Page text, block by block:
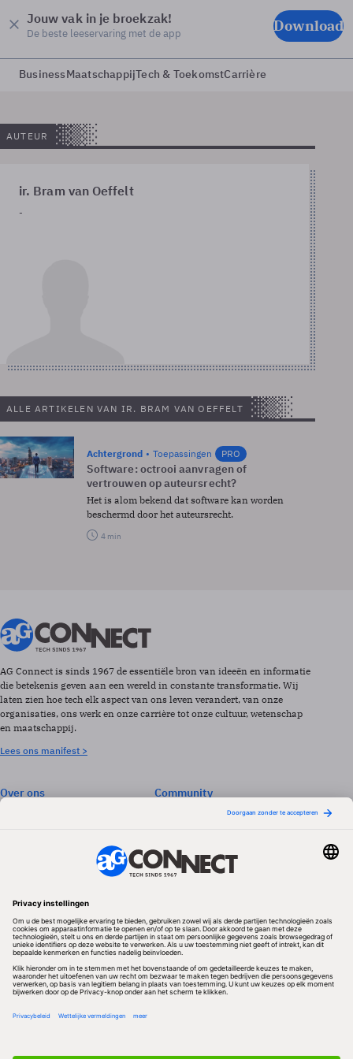
Jouw vak in je broekzak!
De beste leeservaring met de app Download
BusinessMaatschappijTech & ToekomstCarrière
AUTEUR
ir. Bram van Oeffelt
-
ALLE ARTIKELEN VAN IR. BRAM VAN OEFFELT
Achtergrond Toepassingen PRO
Software: octrooi aanvragen of
vertrouwen op auteursrecht?
Het is alom bekend dat software kan worden
beschermd door het auteursrecht.
4 min
AG Connect is sinds 1967 de essentiële bron van ideeën en informatie
die betekenis geven aan een wereld in constante transformatie. Wij
laten zien hoe tech elk aspect van ons leven verandert, van onze
organisaties, ons werk en onze carrière tot onze cultuur, wetenschap
en maatschappij.
Lees ons manifest >
Over ons
Privacyinstellingen
Community
Events & Opleidingen
Vacatures
Whitepapers
Volg ons